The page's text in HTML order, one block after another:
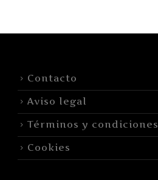
Contacto
Aviso legal
Términos y condiciones
Cookies